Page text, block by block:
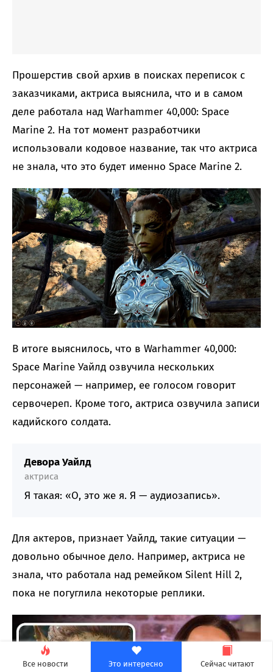
Все новости Это интересно Сейчас читают
Прошерстив свой архив в поисках переписок с
заказчиками, актриса выяснила, что и в самом
деле работала над Warhammer 40,000: Space
Marine 2. На тот момент разработчики
использовали кодовое название, так что актриса
не знала, что это будет именно Space Marine 2.
В итоге выяснилось, что в Warhammer 40,000:
Space Marine Уайлд озвучила нескольких
персонажей — например, ее голосом говорит
сервочереп. Кроме того, актриса озвучила записи
кадийского солдата.
Девора Уайлд
актриса
Я такая: «О, это же я. Я — аудиозапись».
Для актеров, признает Уайлд, такие ситуации —
довольно обычное дело. Например, актриса не
знала, что работала над ремейком Silent Hill 2,
пока не погуглила некоторые реплики.